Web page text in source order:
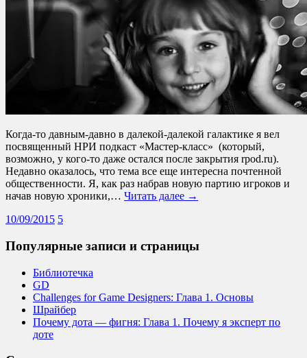
Когда-то давным-давно в далекой-далекой галактике я вел
посвященный НРИ подкаст «Мастер-класс» (который,
возможно, у кого-то даже остался после закрытия rpod.ru).
Недавно оказалось, что тема все еще интересна почтенной
общественности. Я, как раз набрав новую партию игроков и
начав новую хроники,… Читать далее →
10/09/2015 5
Популярные записи и страницы
Библиотечка
GD
Challenges for Game Designers: Глава 1. Основы
Шрайбер
Почему дота — фигня: Глава 1. Почему я эксперт по
доте